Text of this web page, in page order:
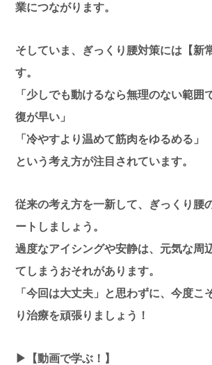
業につながります。
そしていま、ぎっくり腰対策には【新
す。
「少しでも動けるなら無理のない範囲
復が早い」
「冷やすより温めて筋肉をゆるめる」
という考え方が注目されています。
従来の考え方を一新して、ぎっくり腰
ートしましょう。
過度なアイシングや安静は、元気な周
てしまうおそれがあります。
「今回は大丈夫」と思わずに、今度こ
り治療を頑張りましょう！
▶【動画で学ぶ！】